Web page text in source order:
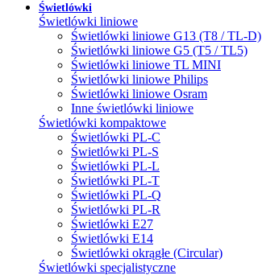
Świetlówki
Świetlówki liniowe
Świetlówki liniowe G13 (T8 / TL-D)
Świetlówki liniowe G5 (T5 / TL5)
Świetlówki liniowe TL MINI
Świetlówki liniowe Philips
Świetlówki liniowe Osram
Inne świetlówki liniowe
Świetlówki kompaktowe
Świetlówki PL-C
Świetlówki PL-S
Świetlówki PL-L
Świetlówki PL-T
Świetlówki PL-Q
Świetlówki PL-R
Świetlówki E27
Świetlówki E14
Świetlówki okrągłe (Circular)
Świetlówki specjalistyczne